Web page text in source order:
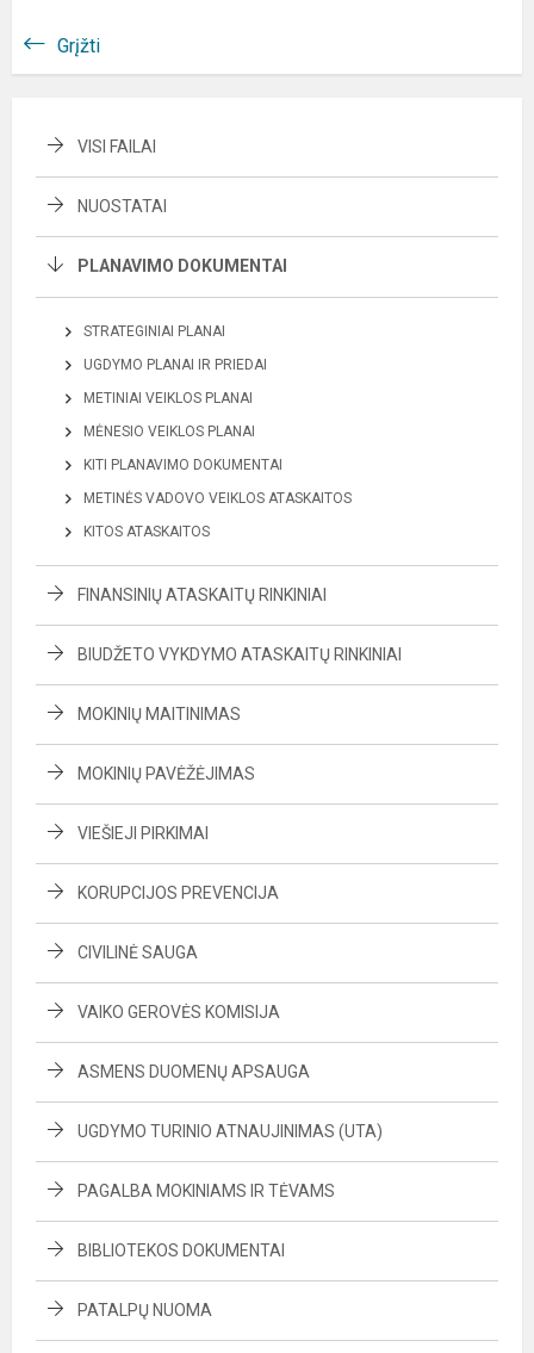
Grįžti
VISI FAILAI
NUOSTATAI
PLANAVIMO DOKUMENTAI
STRATEGINIAI PLANAI
UGDYMO PLANAI IR PRIEDAI
METINIAI VEIKLOS PLANAI
MĖNESIO VEIKLOS PLANAI
KITI PLANAVIMO DOKUMENTAI
METINĖS VADOVO VEIKLOS ATASKAITOS
KITOS ATASKAITOS
FINANSINIŲ ATASKAITŲ RINKINIAI
BIUDŽETO VYKDYMO ATASKAITŲ RINKINIAI
MOKINIŲ MAITINIMAS
MOKINIŲ PAVĖŽĖJIMAS
VIEŠIEJI PIRKIMAI
KORUPCIJOS PREVENCIJA
CIVILINĖ SAUGA
VAIKO GEROVĖS KOMISIJA
ASMENS DUOMENŲ APSAUGA
UGDYMO TURINIO ATNAUJINIMAS (UTA)
PAGALBA MOKINIAMS IR TĖVAMS
BIBLIOTEKOS DOKUMENTAI
PATALPŲ NUOMA